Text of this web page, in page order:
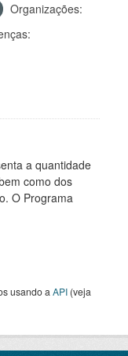
Organizações:
a quantidade
como dos
O Programa
usando a API (veja